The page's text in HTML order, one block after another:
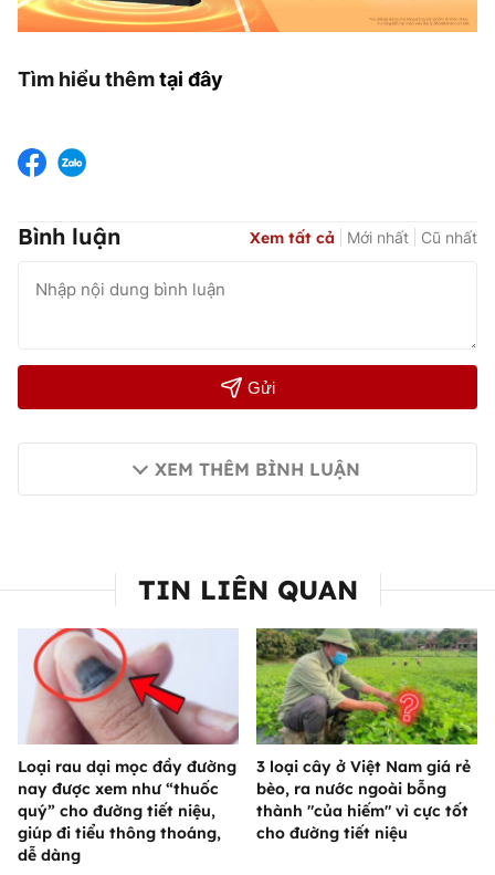
Tìm hiểu thêmtại đây
Bình luận Xem tất cả Mới nhất Cũ nhất
Gửi
XEM THÊM BÌNH LUẬN
TIN LIÊN QUAN
Loại rau dại mọc đầy đường
nay được xem như “thuốc
quý” cho đường tiết niệu,
giúp đi tiểu thông thoáng,
dễ dàng
3 loại cây ở Việt Nam giá rẻ
bèo, ra nước ngoài bỗng
thành "của hiếm" vì cực tốt
cho đường tiết niệu